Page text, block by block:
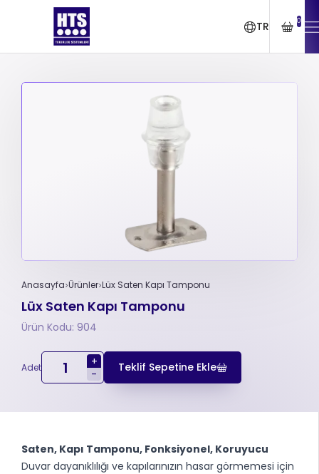
TR 0
Anasayfa Ürünler Lüx Saten Kapı Tamponu
Lüx Saten Kapı Tamponu
Ürün Kodu: 904
Adet
+
-
Teklif Sepetine Ekle
Saten, Kapı Tamponu, Fonksiyonel, Koruyucu
Duvar dayanıklılığı ve kapılarınızın hasar görmemesi için